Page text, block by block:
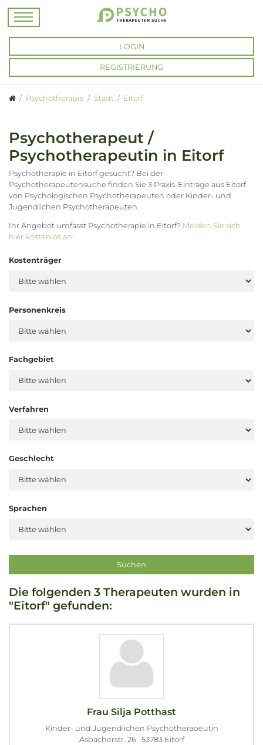
LOGIN
REGISTRIERUNG
Psychotherapie Stadt Eitorf
Psychotherapeut /
Psychotherapeutin in Eitorf
Psychotherapie in Eitorf gesucht? Bei der
Psychotherapeutensuche finden Sie 3 Praxis-Einträge aus Eitorf
von Psychologischen Psychotherapeuten oder Kinder- und
Jugendlichen Psychotherapeuten.
Ihr Angebot umfasst Psychotherapie in Eitorf? Melden Sie sich
hier kostenlos an!
Kostenträger
Personenkreis
Fachgebiet
Verfahren
Geschlecht
Sprachen
Die folgenden 3 Therapeuten wurden in
"Eitorf" gefunden:
Frau Silja Potthast
Kinder- und Jugendlichen Psychotherapeutin
Asbacherstr. 26 · 53783 Eitorf